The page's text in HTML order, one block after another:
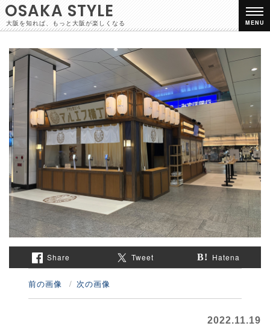
OSAKA STYLE
大阪を知れば、もっと大阪が楽しくなる MENU
Share Tweet Hatena
前の画像 次の画像
2022.11.19